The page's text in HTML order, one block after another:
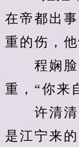
在帝都出
重的伤，
程娴脸
重，“你来
许清清
是江宁来